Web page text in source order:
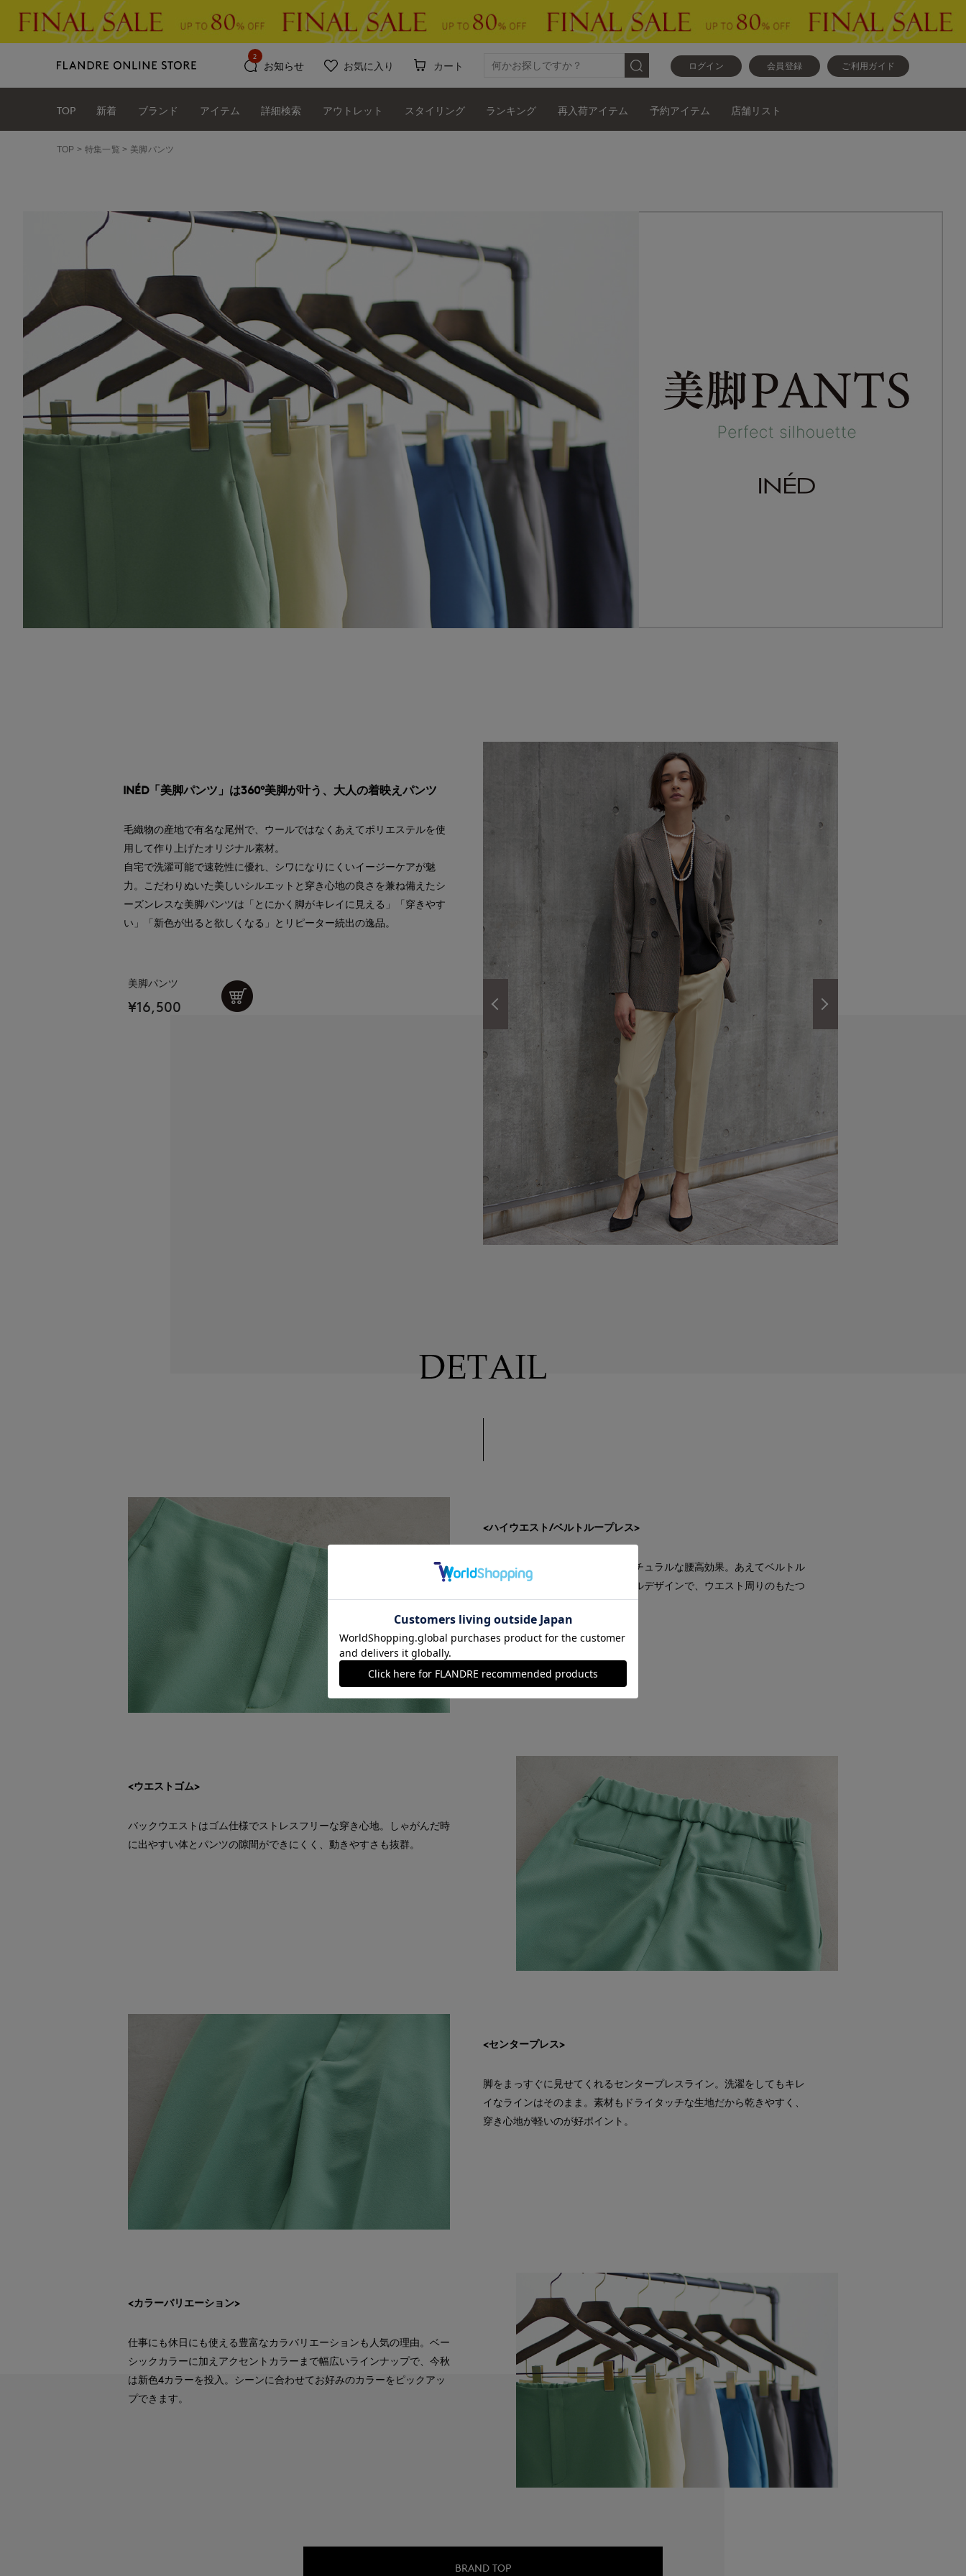
ログイン 会員登録 ご利用ガイド
お知らせ
2
お気に入り カート
TOP 新着 ブランド アイテム 詳細検索 アウトレット スタイリング ランキング 再入荷アイテム 予約アイテム 店舗リスト
TOP 特集一覧 美脚パンツ
INÉD「美脚パンツ」は360°美脚が叶う、大人の着映えパンツ
毛織物の産地で有名な尾州で、ウールではなくあえてポリエステルを使
用して作り上げたオリジナル素材。
自宅で洗濯可能で速乾性に優れ、シワになりにくいイージーケアが魅
力。こだわりぬいた美しいシルエットと穿き心地の良さを兼ね備えたシ
ーズンレスな美脚パンツは「とにかく脚がキレイに見える」「穿きやす
い」「新色が出ると欲しくなる」とリピーター続出の逸品。
美脚パンツ
¥16,500
<ハイウエスト/ベルトループレス>
ウエストにジャストフィットしナチュラルな腰高効果。あえてベルトル
ープをつけずにフラットなシンプルデザインで、ウエスト周りのもたつ
きを解消。
<ウエストゴム>
バックウエストはゴム仕様でストレスフリーな穿き心地。しゃがんだ時
に出やすい体とパンツの隙間ができにくく、動きやすさも抜群。
<センタープレス>
脚をまっすぐに見せてくれるセンタープレスライン。洗濯をしてもキレ
イなラインはそのまま。素材もドライタッチな生地だから乾きやすく、
穿き心地が軽いのが好ポイント。
<カラーバリエーション>
仕事にも休日にも使える豊富なカラバリエーションも人気の理由。ベー
シックカラーに加えアクセントカラーまで幅広いラインナップで、今秋
は新色4カラーを投入。シーンに合わせてお好みのカラーをピックアッ
プできます。
BRAND TOP